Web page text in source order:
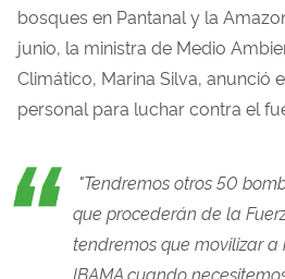
bosques en Pantanal y la
junio, la ministra de Medio
Climático, Marina Silva, anunció
personal para luchar contra el
"Tendremos otros 50
que procederán de la
tendremos que movilizar
IBAMA cuando